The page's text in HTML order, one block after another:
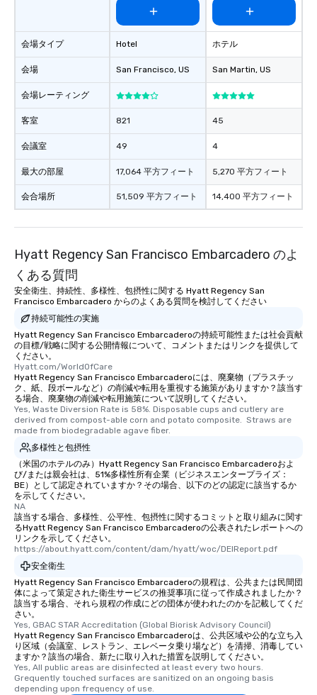
glittering lights of The
Memorable
to gather and dine
experienced, and all
remember. Our one-
are special, from the
last. It’s an
convenient and
experience is
restaurants are within
short stroll allows
networking
itinerary. You Get a Dinner and a Show
Our tours offer an
knowledgeable,
who leads the group
fascinating stories.
interactive
along the way
ensuring there is
several renowned
convenient outing,
discovered otherwise
at a typical corporate
selected dishes are
high standards to
from Day to Night
group experience,
key. Whether you
business hours or
会場タイプ
会場
会場レーティング
客室
会議室
最大の部屋
会合場所
Hotel
San Francisco, US
821
49
17,064 平方フィート
51,509 平方フィート
ホテル
San Martin, US
45
4
5,270 平方フィート
14,400 平方フィート
Hyatt Regency San Francisco Embarcadero のよ
くある質問
安全衛生、持続性、多様性、包摂性に関する Hyatt Regency San
Francisco Embarcadero からのよくある質問を検討してください
持続可能性の実施
Hyatt Regency San Francisco Embarcaderoの持続可能性または社会貢献
の目標/戦略に関する公開情報について、コメントまたはリンクを提供して
ください。
Hyatt.com/WorldOfCare
Hyatt Regency San Francisco Embarcaderoには、廃棄物（プラスチッ
ク、紙、段ボールなど）の削減や転用を重視する施策がありますか？該当す
る場合、廃棄物の削減や転用施策について説明してください。
Yes, Waste Diversion Rate is 58%. Disposable cups and cutlery are
derived from compost-able corn and potato composite.  Straws are
made from biodegradable agave fiber.
多様性と包摂性
（米国のホテルのみ）Hyatt Regency San Francisco Embarcaderoおよ
び/または親会社は、51%多様性所有企業（ビジネスエンタープライズ：
BE）として認定されていますか？その場合、以下のどの認定に該当するか
を示してください。
NA
該当する場合、多様性、公平性、包摂性に関するコミットと取り組みに関す
るHyatt Regency San Francisco Embarcaderoの公表されたレポートへの
リンクを示してください。
https://about.hyatt.com/content/dam/hyatt/woc/DEIReport.pdf
安全衛生
Hyatt Regency San Francisco Embarcaderoの規程は、公共または民間団
体によって策定された衛生サービスの推奨事項に従って作成されましたか？
該当する場合、それら規程の作成にどの団体が使われたのかを記載してくだ
さい。
Yes, GBAC STAR Accreditation (Global Biorisk Advisory Council)
Hyatt Regency San Francisco Embarcaderoは、公共区域や公的な立ち入
り区域（会議室、レストラン、エレベータ乗り場など）を清掃、消毒してい
ますか？該当の場合、新たに取り入れた措置を説明してください。
Yes, All public areas are disinfected at least every two hours.
Grequently touched surfaces are sanitized on an ongoing basis
depending upon frequency of use.